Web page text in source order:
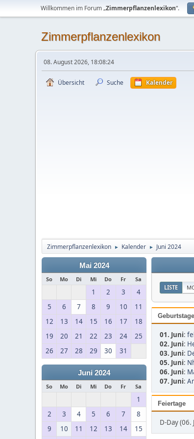
Willkommen im Forum „Zimmerpflanzenlexikon“.
Zimmerpflanzenlexikon
08. August 2026, 18:08:24
Übersicht Suche Kalender
Zimmerpflanzenlexikon ► Kalender ► Juni 2024
Mai 2024
So Mo Di Mi Do Fr Sa
1 2 3
4
5
6 7 8 9 10
11
12
13 14 15 16 17
18
19
20 21 22 23 24
25
26
27 28 29 30 31
Juni 2024
So Mo Di Mi Do Fr Sa
1
2
3 4 5 6 7
8
9
10 11 12 13 14 15
LISTE
Geburtstage
01. Juni:
02. Juni:
03. Juni:
05. Juni:
06. Juni:
07. Juni:
Feiertage
D-Day (06.